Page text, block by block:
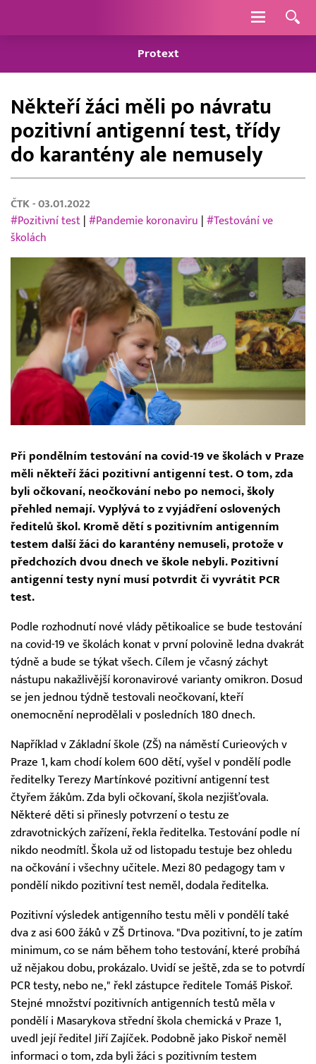
Navigace
Protext
Někteří žáci měli po návratu
pozitivní antigenní test, třídy
do karantény ale nemusely
ČTK - 03.01.2022
#Pozitivní test #Pandemie koronaviru
#Testování ve
školách
Při pondělním testování na covid-19 ve školách v Praze
měli někteří žáci pozitivní antigenní test. O tom, zda
byli očkovaní, neočkování nebo po nemoci, školy
přehled nemají. Vyplývá to z vyjádření oslovených
ředitelů škol. Kromě dětí s pozitivním antigenním
testem další žáci do karantény nemuseli, protože v
předchozích dvou dnech ve škole nebyli. Pozitivní
antigenní testy nyní musí potvrdit či vyvrátit PCR
test.
Podle rozhodnutí nové vlády pětikoalice se bude testování
na covid-19 ve školách konat v první polovině ledna dvakrát
týdně a bude se týkat všech. Cílem je včasný záchyt
nástupu nakažlivější koronavirové varianty omikron. Dosud
se jen jednou týdně testovali neočkovaní, kteří
onemocnění neprodělali v posledních 180 dnech.
Například v Základní škole (ZŠ) na náměstí Curieových v
Praze 1, kam chodí kolem 600 dětí, vyšel v pondělí podle
ředitelky Terezy Martínkové pozitivní antigenní test
čtyřem žákům. Zda byli očkovaní, škola nezjišťovala.
Některé děti si přinesly potvrzení o testu ze
zdravotnických zařízení, řekla ředitelka. Testování podle ní
nikdo neodmítl. Škola už od listopadu testuje bez ohledu
na očkování i všechny učitele. Mezi 80 pedagogy tam v
pondělí nikdo pozitivní test neměl, dodala ředitelka.
Pozitivní výsledek antigenního testu měli v pondělí také
dva z asi 600 žáků v ZŠ Drtinova. "Dva pozitivní, to je zatím
minimum, co se nám během toho testování, které probíhá
už nějakou dobu, prokázalo. Uvidí se ještě, zda se to potvrdí
PCR testy, nebo ne," řekl zástupce ředitele Tomáš Piskoř.
Stejné množství pozitivních antigenních testů měla v
pondělí i Masarykova střední škola chemická v Praze 1,
uvedl její ředitel Jiří Zajíček. Podobně jako Piskoř neměl
informaci o tom, zda byli žáci s pozitivním testem